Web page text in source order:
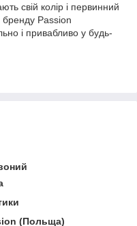
свій колір і первинний
бренду Passion
і привабливо у будь-
(Польща)